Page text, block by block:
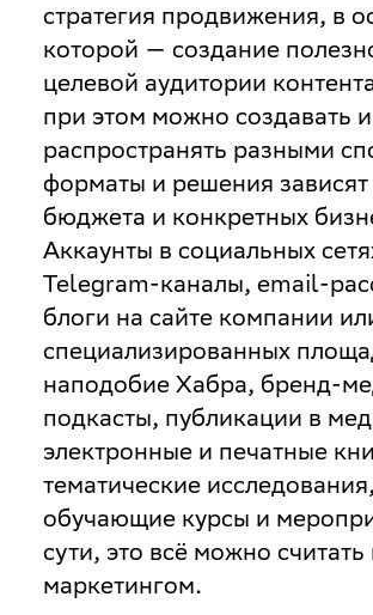
стратегия продвижения, в
которой — создание
целевой аудитории
при этом можно создавать и
распространять разными
форматы и решения зависят
бюджета и конкретных
Аккаунты в социальных
Telegram-каналы, email-
блоги на сайте компании
специализированных
наподобие Хабра, бренд-
подкасты, публикации в
электронные и печатные
тематические исследования,
обучающие курсы и
сути, это всё можно считать
маркетингом.